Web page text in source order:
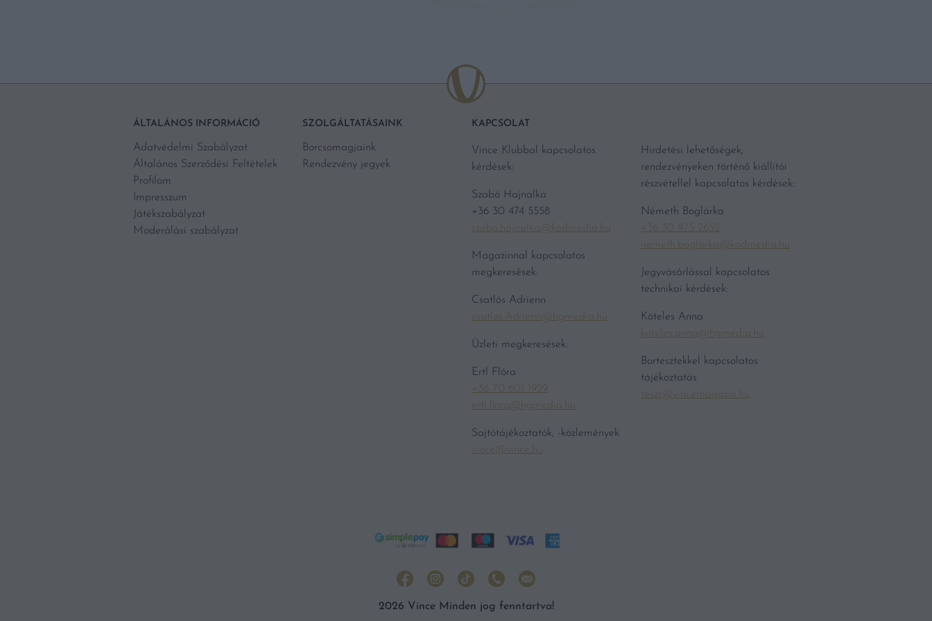
ÁLTALÁNOS INFORMÁCIÓ
Adatvédelmi Szabályzat
Általános Szerződési Feltételek
Profilom
Impresszum
Játékszabályzat
Moderálási szabályzat
SZOLGÁLTATÁSAINK
Borcsomagjaink
Rendezvény jegyek
KAPCSOLAT
Vince Klubbal kapcsolatos
kérdések:
Szabó Hajnalka
+36 30 474 5558
szabo.hajnalka@kodmedia.hu
Magazinnal kapcsolatos
megkeresések:
Csatlós Adrienn
csatlos.Adrienn@hgmedia.hu
Üzleti megkeresések:
Ertl Flóra
+36 70 601 1929
ertl.flora@hgmedia.hu
Sajtótájékoztatók, -közlemények
vince@vince.hu
Hirdetési lehetőségek,
rendezvényeken történő kiállítói
részvétellel kapcsolatos kérdések:
Németh Boglárka
+36 30 975 2652
nemeth.boglarka@kodmedia.hu
Jegyvásárlással kapcsolatos
technikai kérdések:
Köteles Anna
koteles.anna@hgmedia.hu
Bortesztekkel kapcsolatos
tájékoztatás
teszt@vincemagazin.hu
2026 Vince Minden jog fenntartva!